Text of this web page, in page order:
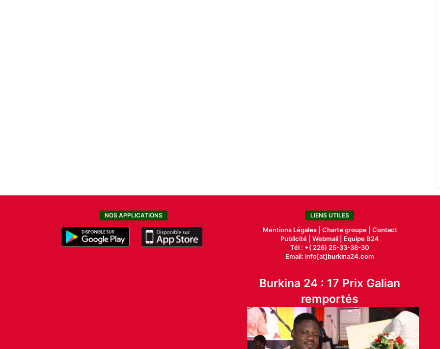
NOS APPLICATIONS LIENS UTILES
Mentions Légales | Charte groupe | Contact
Publicité |Webmail |
Equipe B24
Tél : +( 226) 25-33-38-30
Email: info[at]burkina24.com
Burkina 24 : 17 Prix Galian
remportés